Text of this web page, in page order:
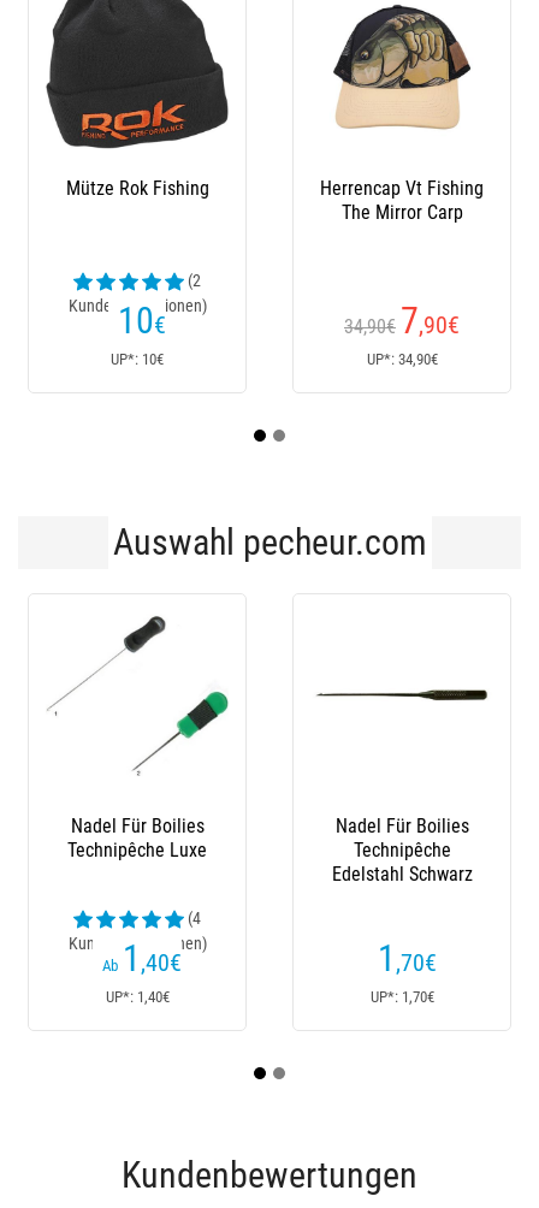
Mütze Rok Fishing
(2
Kundenrezensionen)
10
Herrencap Vt Fishing
The Mirror Carp
7,90€
UP*: 34,90€
Auswahl pecheur.com
Nadel Für Boilies
Technipêche Luxe
(4
Kundenrezensionen)
1 ,40€
Nadel Für Boilies
Technipêche
Edelstahl Schwarz
Kundenbewertungen